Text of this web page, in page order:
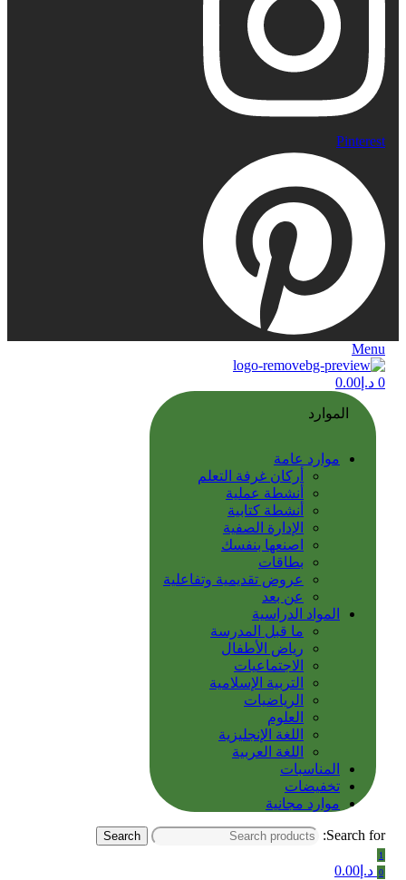
Pinterest
Menu
0 د.إ 0.00
الموارد
موارد عامة
أركان غرفة التعلم
أنشطة عملية
أنشطة كتابية
الإدارة الصفية
اصنعها بنفسك
بطاقات
عروض تقديمية وتفاعلية
عن بعد
المواد الدراسية
ما قبل المدرسة
رياض الأطفال
الاجتماعيات
التربية الإسلامية
الرياضيات
العلوم
اللغة الإنجليزية
اللغة العربية
المناسبات
تخفيضات
موارد مجانية
Search for:
Search
1
0 د.إ 0.00